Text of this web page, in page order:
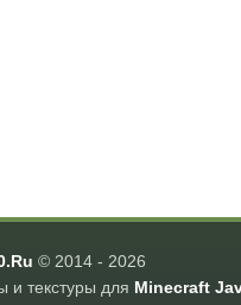
© 2014 - 2026
и текстуры для Minecraft